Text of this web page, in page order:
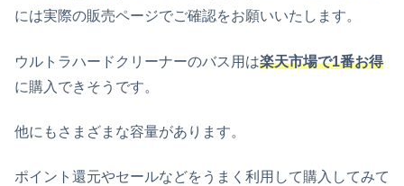
には実際の販売ページでご確認をお願いいたします。
ウルトラハードクリーナーのバス用は楽天市場で1番お得
に購入できそうです。
他にもさまざまな容量があります。
ポイント還元やセールなどをうまく利用して購入してみて